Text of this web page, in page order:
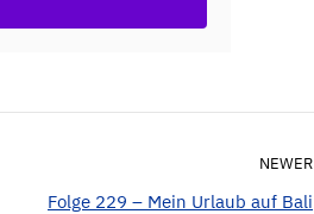
NEWER
Folge 229 – Mein Urlaub auf Bali